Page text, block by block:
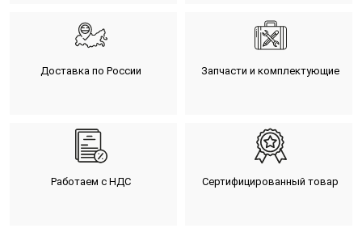
Доставка по России Запчасти и комплектующие
Работаем с НДС Сертифицированный товар